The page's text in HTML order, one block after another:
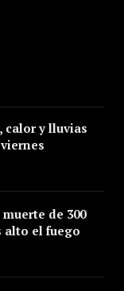
calor y lluvias
de 300
alto el fuego